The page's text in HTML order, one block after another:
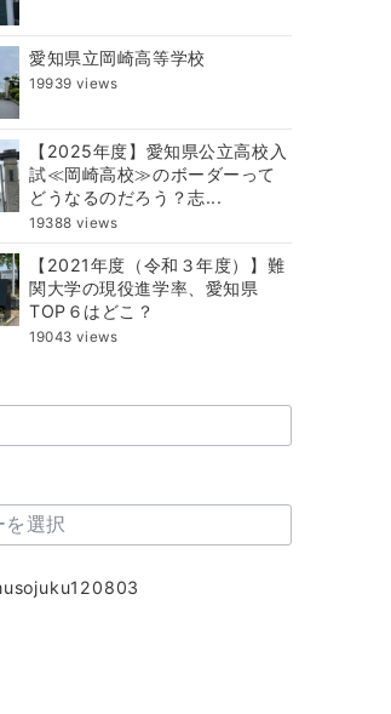
愛知県立岡崎高等学校
19939 views
【2025年度】愛知県公立高校入
試≪岡崎高校≫のボーダーって
どうなるのだろう？志...
19388 views
【2021年度（令和３年度）】難
関大学の現役進学率、愛知県
TOP６はどこ？
19043 views